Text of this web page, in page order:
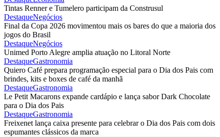
Tintas Renner e Tumelero participam da Construsul
DestaqueNegócios
Final da Copa 2026 movimentou mais os bares do que a maioria dos
jogos do Brasil
DestaqueNegócios
Unimed Porto Alegre amplia atuação no Litoral Norte
DestaqueGastronomia
Quiero Café prepara programação especial para o Dia dos Pais com
brindes, kits e boxes de café da manhã
DestaqueGastronomia
Le Petit Macarons expande cardápio e lança sabor Dark Chocolate
para o Dia dos Pais
DestaqueGastronomia
Freixenet lança caixa presente para celebrar o Dia dos Pais com dois
espumantes clássicos da marca